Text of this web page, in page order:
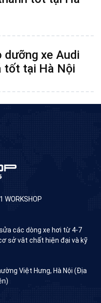
dưỡng xe Audi
tốt tại Hà Nội
WORKSHOP
các dòng xe hơi từ 4-7
sở vât chất hiện đại và kỹ
Việt Hưng, Hà Nội (Địa